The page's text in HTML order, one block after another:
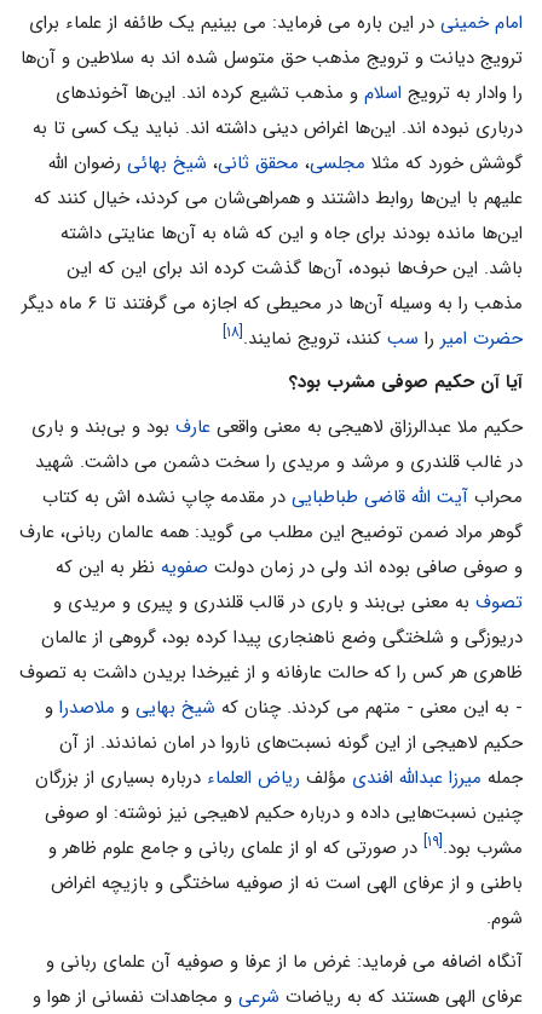
امام خمینى در این باره مى فرماید: مى بینیم یک طائفه از علماء براى
ترویج دیانت و ترویج مذهب حق متوسل شده اند به سلاطین و آن‌ها
را وادار به ترویج اسلام و مذهب تشیع کرده اند. این‌ها آخوندهاى
دربارى نبوده اند. این‌ها اغراض دینى داشته اند. نباید یک کسى تا به
گوشش خورد که مثلا مجلسى، محقق ثانى، شیخ بهائى رضوان الله
علیهم با این‌ها روابط داشتند و همراهى‌شان مى کردند، خیال کنند که
این‌ها مانده بودند براى جاه و این که شاه به آن‌ها عنایتى داشته
باشد. این حرف‌ها نبوده، آن‌ها گذشت کرده اند براى این که این
مذهب را به وسیله آن‌ها در محیطى که اجازه مى گرفتند تا ۶ ماه دیگر
حضرت امیر را سب کنند، ترویج نمایند.[۱۸]
آیا آن حکیم صوفى مشرب بود؟
حکیم ملا عبدالرزاق لاهیجى به معنى واقعى عارف بود و بى‌بند و بارى
در غالب قلندرى و مرشد و مریدى را سخت دشمن مى داشت. شهید
محراب آیت الله قاضى طباطبایى در مقدمه چاپ نشده اش به کتاب
گوهر مراد ضمن توضیح این مطلب مى گوید: همه عالمان ربانى، عارف
و صوفى صافى بوده اند ولى در زمان دولت صفویه نظر به این که
تصوف به معنى بى‌بند و بارى در قالب قلندرى و پیرى و مریدى و
دریوزگى و شلختگى وضع ناهنجارى پیدا کرده بود، گروهى از عالمان
ظاهرى هر کس را که حالت عارفانه و از غیرخدا بریدن داشت به تصوف
- به این معنی - متهم مى کردند. چنان که شیخ بهایی و ملاصدرا و
حکیم لاهیجى از این گونه نسبت‌هاى ناروا در امان نماندند. از آن
جمله میرزا عبدالله افندى مؤلف ریاض العلماء درباره بسیارى از بزرگان
چنین نسبت‌هایى داده و درباره حکیم لاهیجى نیز نوشته: او صوفى
مشرب بود.[۱۹]
در صورتى که او از علماى ربانى و جامع علوم ظاهر و
باطنى و از عرفاى الهى است نه از صوفیه ساختگى و بازیچه اغراض
شوم.
آنگاه اضافه مى فرماید: غرض ما از عرفا و صوفیه آن علماى ربانى و
عرفاى الهى هستند که به ریاضات شرعى و مجاهدات نفسانى از هوا و